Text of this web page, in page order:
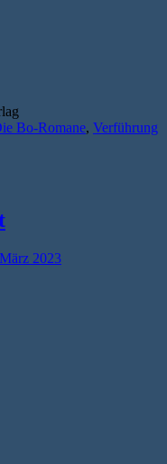
Bo-Romane, Verführung
2023